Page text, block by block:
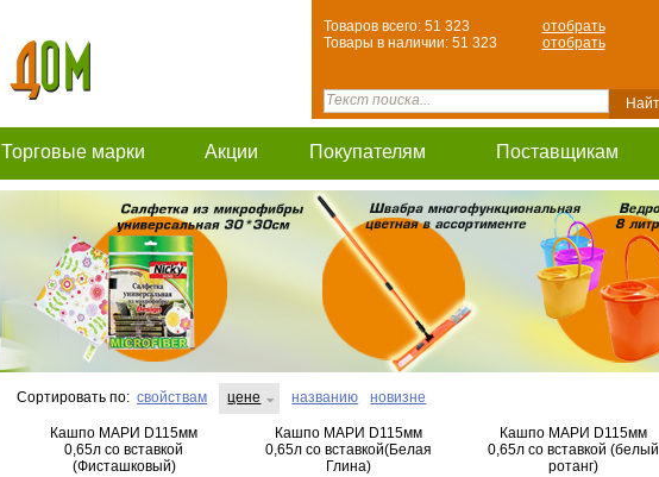
Товаров всего: 51 323
отобрать
Товары в наличии: 51 323
отобрать
Торговые марки Акции Покупателям Поставщикам
Сортировать по: свойствам цене названию новизне
Кашпо МАРИ D115мм
0,65л со вставкой
(Фисташковый)
Кашпо МАРИ D115мм
0,65л со вставкой(Белая
Глина)
Кашпо МАРИ D115мм
0,65л со вставкой (белый
ротанг)